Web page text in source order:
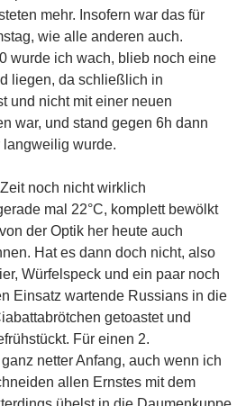
mehr. Insofern war das für
wie alle anderen auch.
wurde ich wach, blieb noch eine
liegen, da schließlich in
und nicht mit einer neuen
war, und stand gegen 6h dann
wurde.
noch nicht wirklich
mal 22°C, komplett bewölkt
der Optik her heute auch
Hat es dann doch nicht, also
Würfelspeck und ein paar noch
Einsatz wartende Russians in die
getoastet und
Für einen 2.
netter Anfang, auch wenn ich
allen Ernstes mit dem